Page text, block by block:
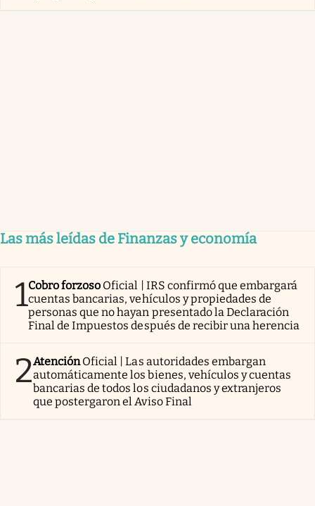
Las más leídas de Finanzas y economía
1Cobro forzoso Oficial | IRS confirmó que embargará
cuentas bancarias, vehículos y propiedades de
personas que no hayan presentado la Declaración
Final de Impuestos después de recibir una herencia
2AtenciónOficial | Las autoridades embargan
automáticamente los bienes, vehículos y cuentas
bancarias de todos los ciudadanos y extranjeros
que postergaron el Aviso Final